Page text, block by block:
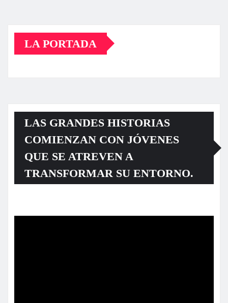
LA PORTADA
LAS GRANDES HISTORIAS
COMIENZAN CON JÓVENES
QUE SE ATREVEN A
TRANSFORMAR SU ENTORNO.